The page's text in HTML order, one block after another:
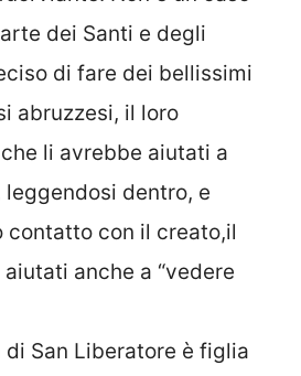
dei Santi e degli
di fare dei bellissimi
abruzzesi, il loro
li avrebbe aiutati a
dentro, e
contatto con il creato,il
anche a “vedere
di San Liberatore è figlia